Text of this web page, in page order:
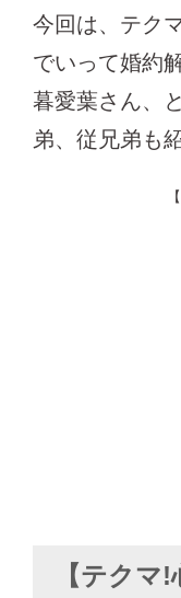
今回は、テク
でいって婚約
暮愛葉さん、
弟、従兄弟も
【テクマ